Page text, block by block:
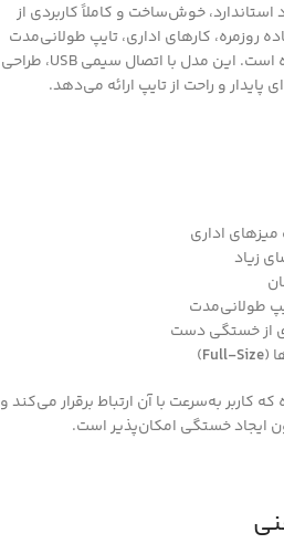
استاندارد، خوش‌ساخت و کاملاً کاربردی از
روزمره، کارهای اداری، تایپ طولانی‌مدت
و حتی بازی‌های سبک طراحی شده است. این مدل با اتصال سیمی USB، طراحی
پایدار و راحت از تایپ ارائه می‌دهد.
اداری
زیاد
طولانی‌مدت
از خستگی دست
(
Full-Size
)
کاربر به‌سرعت با آن ارتباط برقرار می‌کند و
ایجاد خستگی امکان‌پذیر است.